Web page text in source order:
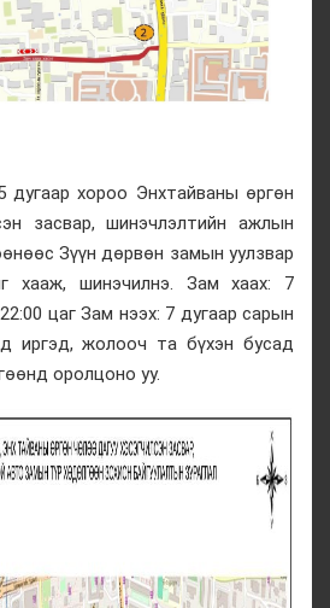
дугаар хороо Энхтайваны өргөн
засвар, шинэчлэлтийн ажлын
Зүүн дөрвөн замын уулзвар
хааж, шинэчилнэ. Зам хаах: 7
цаг Зам нээх: 7 дугаар сарын
иргэд, жолооч та бүхэн бусад
оролцоно уу.